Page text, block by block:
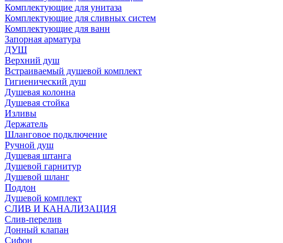
Комплектующие для унитаза
Комплектующие для сливных систем
Комплектующие для ванн
Запорная арматура
ДУШ
Верхний душ
Встраиваемый душевой комплект
Гигиенический душ
Душевая колонна
Душевая стойка
Изливы
Держатель
Шланговое подключение
Ручной душ
Душевая штанга
Душевой гарнитур
Душевой шланг
Поддон
Душевой комплект
СЛИВ И КАНАЛИЗАЦИЯ
Слив-перелив
Донный клапан
Сифон